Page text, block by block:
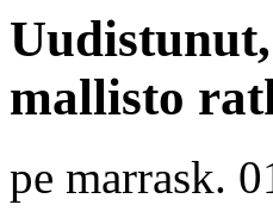
mallisto
pe marrask.